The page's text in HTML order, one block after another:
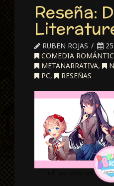
Reseña:
RUBEN ROJAS
COMEDIA
METANARRATIVA,
PC, RESEÑAS